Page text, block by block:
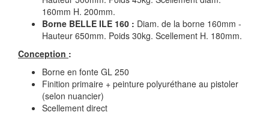
160mm H. 200mm.
Borne BELLE ILE 160 : Diam. de la borne 160mm -
Hauteur 650mm. Poids 30kg. Scellement H. 180mm.
Conception :
Borne en fonte GL 250
Finition primaire + peinture polyuréthane au pistoler
(selon nuancier)
Scellement direct